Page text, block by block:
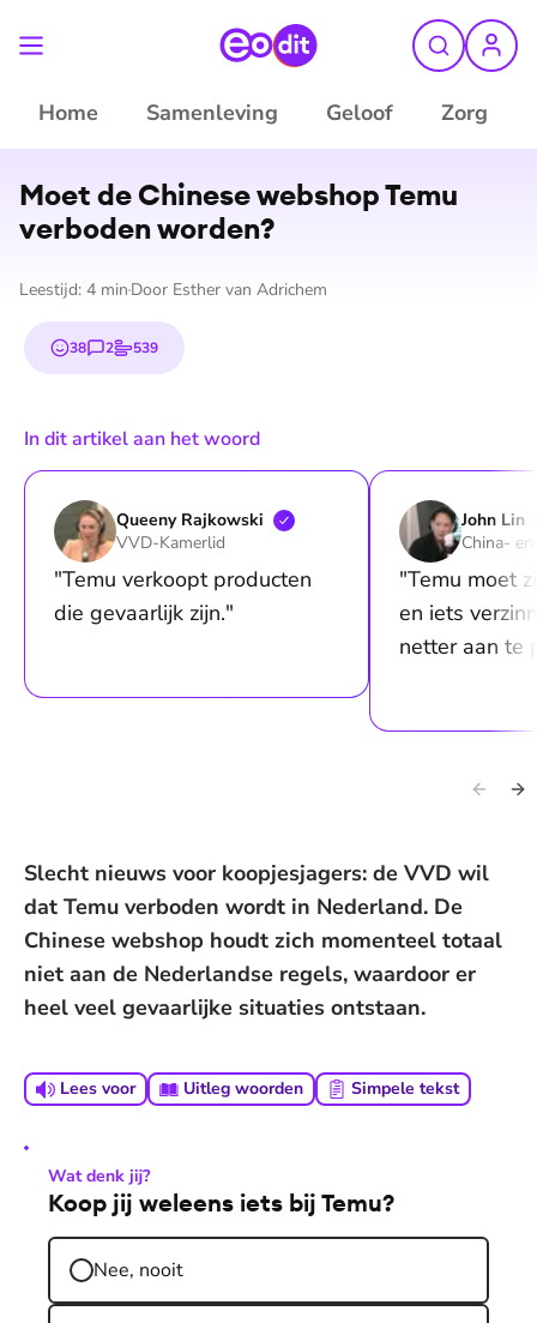
Home Samenleving Geloof Zorg
Shutterstock
Moet de Chinese webshop Temu
verboden worden?
Leestijd: 4 min Door Esther van Adrichem
38
emojis2
reacties
539
stemmen
In dit artikel aan het woord
Queeny Rajkowski
VVD-Kamerlid
"Temu verkoopt producten
die gevaarlijk zijn."
John Lin
China-
"Temu moet
en iets
netter aan te
Slecht nieuws voor koopjesjagers: de VVD wil
dat Temu verboden wordt in Nederland. De
Chinese webshop houdt zich momenteel totaal
niet aan de Nederlandse regels, waardoor er
heel veel gevaarlijke situaties ontstaan.
Lees voor Uitleg woorden Simpele tekst
Wat denk jij?
Koop jij weleens iets bij Temu?
Nee, nooit